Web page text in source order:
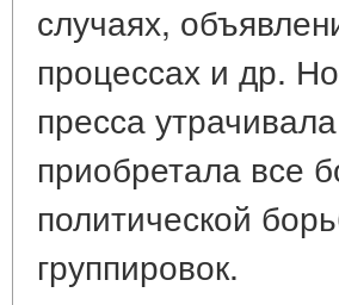
случаях,
процессах и др.
пресса
приобретала все
политической
группировок.